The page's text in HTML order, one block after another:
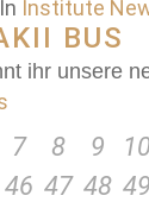
In Institute
BUS
ihr unsere
7 8 9
46 47 48 49